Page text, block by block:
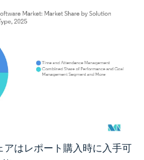
はCC BY 4.0の表示が必要です。
はレポート購入時に入手可